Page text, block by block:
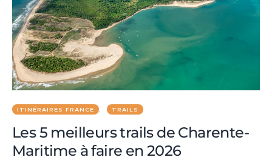
ITINÉRAIRES FRANCE TRAILS
Les 5 meilleurs trails de Charente-
Maritime à faire en 2026